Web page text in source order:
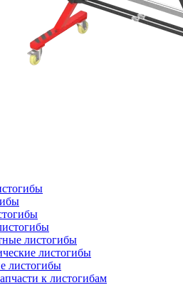
листогибы
листогибы
листогибы
к листогибам